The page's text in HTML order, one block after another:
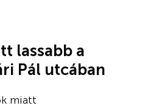
lassabb a
Pál utcában
miatt